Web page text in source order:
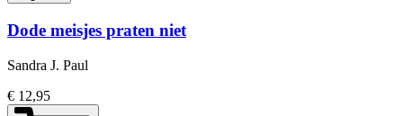
Dode meisjes praten niet
Sandra J. Paul
€ 12,95